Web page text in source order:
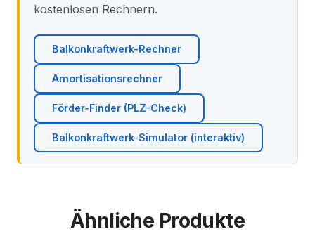
kostenlosen Rechnern.
Balkonkraftwerk-Rechner
Amortisationsrechner
Förder-Finder (PLZ-Check)
Balkonkraftwerk-Simulator (interaktiv)
Ähnliche Produkte